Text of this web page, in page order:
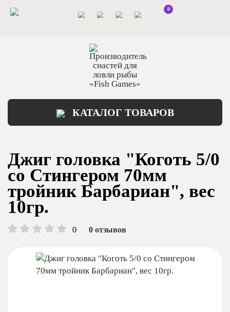
КАТАЛОГ ТОВАРОВ
Джиг головка "Коготь 5/0
со Стингером 70мм
тройник Барбариан", вес
10гр.
0 0 отзывов